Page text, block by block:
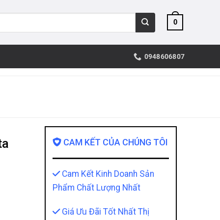
0
0948606807
CAM KẾT CỦA CHÚNG TÔI
Cam Kết Kinh Doanh Sản
Phẩm Chất Lượng Nhất
Giá Ưu Đãi Tốt Nhất Thị